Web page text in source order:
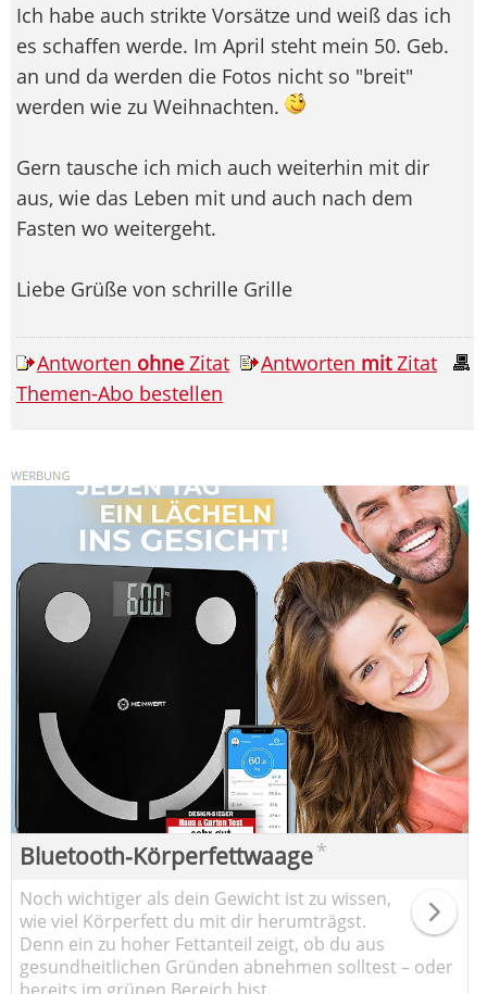
Ich habe auch strikte Vorsätze und weiß das ich
es schaffen werde. Im April steht mein 50. Geb.
an und da werden die Fotos nicht so "breit"
werden wie zu Weihnachten.
Gern tausche ich mich auch weiterhin mit dir
aus, wie das Leben mit und auch nach dem
Fasten wo weitergeht.
Liebe Grüße von schrille Grille
Antworten ohne Zitat Antworten mitZitat
Themen-Abo bestellen
Bluetooth-Körperfettwaage*
Noch wichtiger als dein Gewicht ist zu wissen,
wie viel Körperfett du mit dir herumträgst.
Denn ein zu hoher Fettanteil zeigt, ob du aus
gesundheitlichen Gründen abnehmen solltest – oder